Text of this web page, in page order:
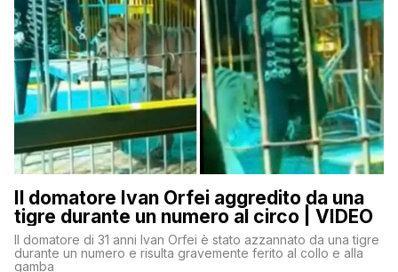
Il domatore Ivan Orfei aggredito da una
tigre durante un numero al circo | VIDEO
Il domatore di 31 anni Ivan Orfei è stato azzannato da una tigre
durante un numero e risulta gravemente ferito al collo e alla
gamba